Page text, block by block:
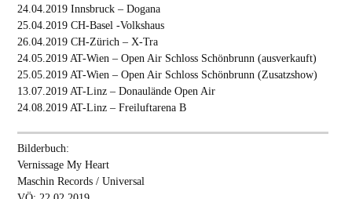
24.04.2019 Innsbruck – Dogana
25.04.2019 CH-Basel -Volkshaus
26.04.2019 CH-Zürich – X-Tra
24.05.2019 AT-Wien – Open Air Schloss Schönbrunn (ausverkauft)
25.05.2019 AT-Wien – Open Air Schloss Schönbrunn (Zusatzshow)
13.07.2019 AT-Linz – Donaulände Open Air
24.08.2019 AT-Linz – Freiluftarena B
Bilderbuch:
Vernissage My Heart
Maschin Records / Universal